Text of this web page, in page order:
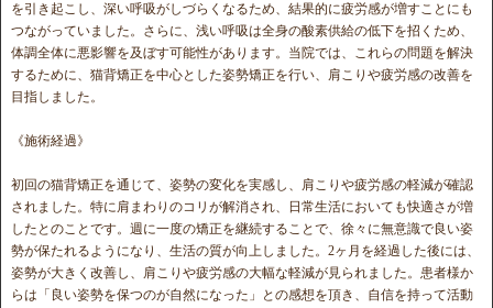
を引き起こし、深い呼吸がしづらくなるため、結果的に疲労感が増すことにも
つながっていました。さらに、浅い呼吸は全身の酸素供給の低下を招くため、
体調全体に悪影響を及ぼす可能性があります。当院では、これらの問題を解決
するために、猫背矯正を中心とした姿勢矯正を行い、肩こりや疲労感の改善を
目指しました。
《施術経過》
初回の猫背矯正を通じて、姿勢の変化を実感し、肩こりや疲労感の軽減が確認
されました。特に肩まわりのコリが解消され、日常生活においても快適さが増
したとのことです。週に一度の矯正を継続することで、徐々に無意識で良い姿
勢が保たれるようになり、生活の質が向上しました。2ヶ月を経過した後には、
姿勢が大きく改善し、肩こりや疲労感の大幅な軽減が見られました。患者様か
らは「良い姿勢を保つのが自然になった」との感想を頂き、自信を持って活動